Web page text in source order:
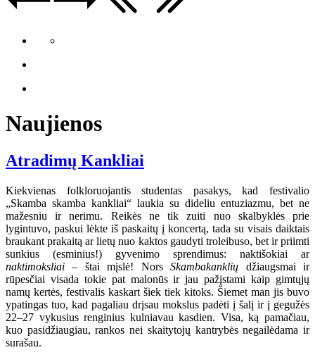
Naujienos
Atradimų Kankliai
Kiekvienas folkloruojantis studentas pasakys, kad festivalio
„Skamba skamba kankliai“ laukia su dideliu entuziazmu, bet ne
mažesniu ir nerimu. Reikės ne tik zuiti nuo skalbyklės prie
lygintuvo, paskui lėkte iš paskaitų į koncertą, tada su visais daiktais
braukant prakaitą ar lietų nuo kaktos gaudyti troleibuso, bet ir priimti
sunkius (esminius!) gyvenimo sprendimus: naktišokiai ar
naktimoksliai– štai mįslė! NorsSkambakanklių džiaugsmai ir
rūpesčiai visada tokie pat malonūs ir jau pažįstami kaip gimtųjų
namų kertės, festivalis kaskart šiek tiek kitoks. Šiemet man jis buvo
ypatingas tuo, kad pagaliau drįsau mokslus padėti į šalį ir į gegužės
22–27 vykusius renginius kulniavau kasdien. Visa, ką pamačiau,
kuo pasidžiaugiau, rankos nei skaitytojų kantrybės negailėdama ir
surašau.